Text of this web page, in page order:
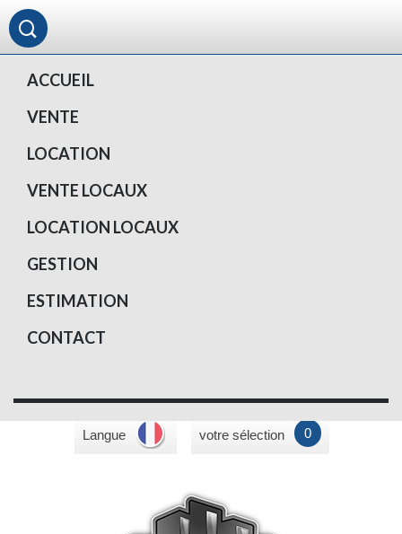
Langue votre sélection 0
ACCUEIL
VENTE
LOCATION
VENTE LOCAUX
LOCATION LOCAUX
GESTION
ESTIMATION
CONTACT